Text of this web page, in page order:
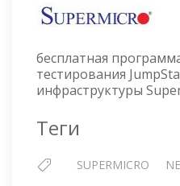
бесплатная
тестирования
инфраструктуры
Теги
SUPERMICRO